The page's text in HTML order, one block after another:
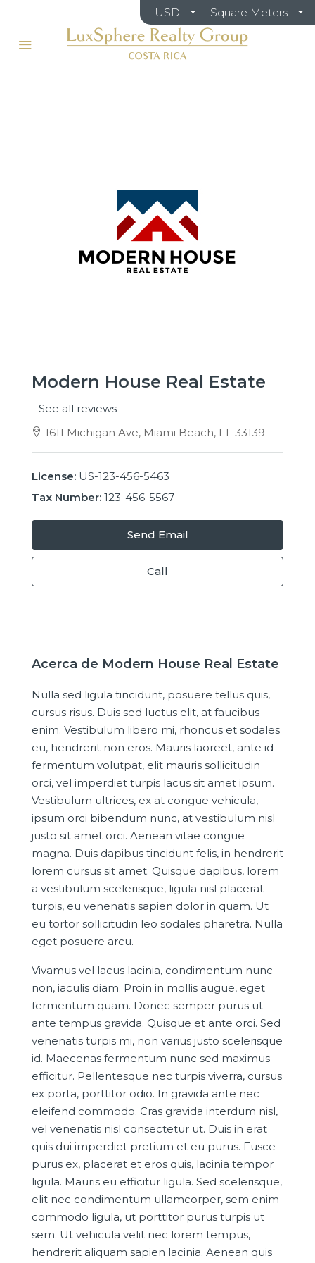
USD Square Meters
Modern House Real Estate
See all reviews
1611 Michigan Ave, Miami Beach, FL 33139
License: US-123-456-5463
Tax Number: 123-456-5567
Send Email
Call
Acerca de Modern House Real Estate
Nulla sed ligula tincidunt, posuere tellus quis,
cursus risus. Duis sed luctus elit, at faucibus
enim. Vestibulum libero mi, rhoncus et sodales
eu, hendrerit non eros. Mauris laoreet, ante id
fermentum volutpat, elit mauris sollicitudin
orci, vel imperdiet turpis lacus sit amet ipsum.
Vestibulum ultrices, ex at congue vehicula,
ipsum orci bibendum nunc, at vestibulum nisl
justo sit amet orci. Aenean vitae congue
magna. Duis dapibus tincidunt felis, in hendrerit
lorem cursus sit amet. Quisque dapibus, lorem
a vestibulum scelerisque, ligula nisl placerat
turpis, eu venenatis sapien dolor in quam. Ut
eu tortor sollicitudin leo sodales pharetra. Nulla
eget posuere arcu.
Vivamus vel lacus lacinia, condimentum nunc
non, iaculis diam. Proin in mollis augue, eget
fermentum quam. Donec semper purus ut
ante tempus gravida. Quisque et ante orci. Sed
venenatis turpis mi, non varius justo scelerisque
id. Maecenas fermentum nunc sed maximus
efficitur. Pellentesque nec turpis viverra, cursus
ex porta, porttitor odio. In gravida ante nec
eleifend commodo. Cras gravida interdum nisl,
vel venenatis nisl consectetur ut. Duis in erat
quis dui imperdiet pretium et eu purus. Fusce
purus ex, placerat et eros quis, lacinia tempor
ligula. Mauris eu efficitur ligula. Sed scelerisque,
elit nec condimentum ullamcorper, sem enim
commodo ligula, ut porttitor purus turpis ut
sem. Ut vehicula velit nec lorem tempus,
hendrerit aliquam sapien lacinia. Aenean quis